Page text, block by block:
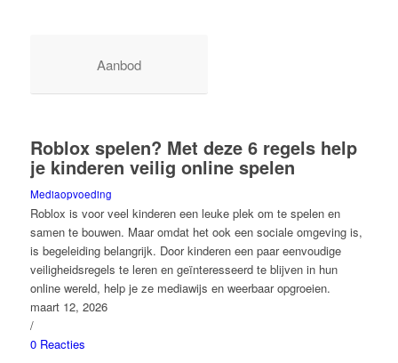
Aanbod
Roblox spelen? Met deze 6 regels help
je kinderen veilig online spelen
Mediaopvoeding
Roblox is voor veel kinderen een leuke plek om te spelen en
samen te bouwen. Maar omdat het ook een sociale omgeving is,
is begeleiding belangrijk. Door kinderen een paar eenvoudige
veiligheidsregels te leren en geïnteresseerd te blijven in hun
online wereld, help je ze mediawijs en weerbaar opgroeien.
maart 12, 2026
/
0 Reacties